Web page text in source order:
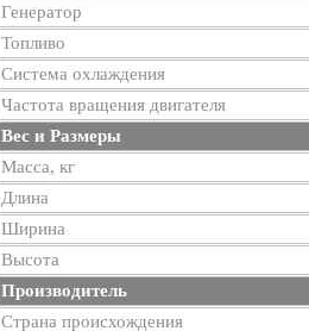
Генератор
Топливо
Система охлаждения
Частота вращения двигателя
Вес и Размеры
Масса, кг
Длина
Ширина
Высота
Производитель
Страна происхождения